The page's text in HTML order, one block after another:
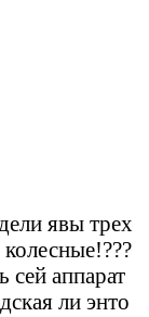
явы трех
сей аппарат
ли энто